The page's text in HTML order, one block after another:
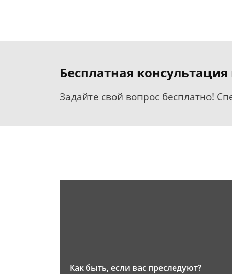
Бесплатная
Задайте свой вопрос бесплатно!
Как быть, если вас преследуют?